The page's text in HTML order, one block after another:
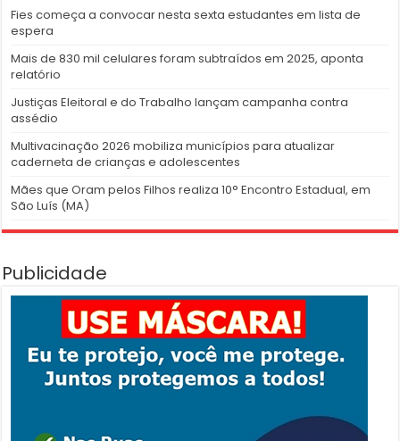
Fies começa a convocar nesta sexta estudantes em lista de
espera
Mais de 830 mil celulares foram subtraídos em 2025, aponta
relatório
Justiças Eleitoral e do Trabalho lançam campanha contra
assédio
Multivacinação 2026 mobiliza municípios para atualizar
caderneta de crianças e adolescentes
Mães que Oram pelos Filhos realiza 10° Encontro Estadual, em
São Luís (MA)
Publicidade